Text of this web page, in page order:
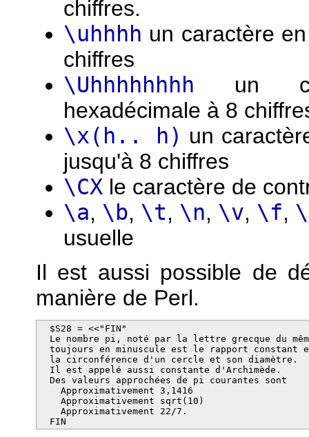
chiffres.
\uhhhh un caractère
chiffres
\Uhhhhhhhh un
hexadécimale à 8
\x(h.. h) un
jusqu'à 8 chiffres
\CX le caractère de
\a, \b, \t, \n, \v, \f,
usuelle
Il est aussi possible de
manière de Perl.
  $S28 = <<"FIN"
Le nombre pi, noté par la lettre grecque du
toujours en minuscule est le rapport constant
  la circonférence d'un cercle et son diamètre.
  Il est appelé aussi constante d'Archimède.
  Des valeurs approchées de pi courantes sont
    Approximativement 3,1416
    Approximativement sqrt(10)
    Approximativement 22/7.
  FIN